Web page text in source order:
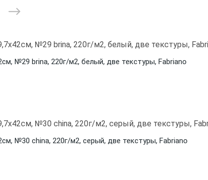
№29 brina, 220г/м2, белый, две текстуры, Fabriano
№30 china, 220г/м2, серый, две текстуры, Fabriano